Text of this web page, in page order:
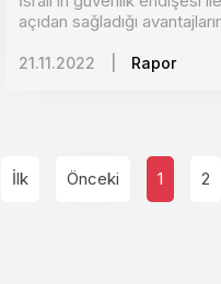
açıdan sağladığı
21.11.2022 Rapor
İlk Önceki 1 2